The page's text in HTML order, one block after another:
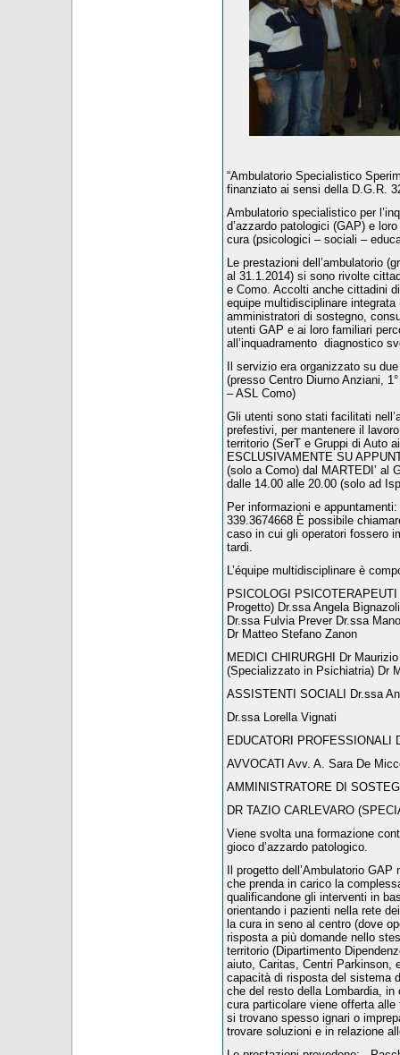
“Ambulatorio Specialistico
finanziato ai sensi della D.G.R.
Ambulatorio specialistico per
d’azzardo patologici (GAP) e
cura (psicologici – sociali –
Le prestazioni dell’ambulatorio
al 31.1.2014) si sono rivolte
e Como. Accolti anche cittadini
equipe multidisciplinare
amministratori di sostegno,
utenti GAP e ai loro familiari
all’inquadramento diagnostico
Il servizio era organizzato su
(presso Centro Diurno Anziani,
– ASL Como)
Gli utenti sono stati facilitati
prefestivi, per mantenere il
territorio (SerT e Gruppi di Auto
ESCLUSIVAMENTE SU
(solo a Como) dal MARTEDI’ al
dalle 14.00 alle 20.00 (solo ad
Per informazioni e
339.3674668 È possibile
caso in cui gli operatori fossero
tardi.
L’équipe multidisciplinare è
PSICOLOGI
Progetto) Dr.ssa Angela
Dr.ssa Fulvia Prever Dr.ssa
Dr Matteo Stefano Zanon
MEDICI CHIRURGHI Dr
(Specializzato in Psichiatria) Dr
ASSISTENTI SOCIALI Dr.ssa
Dr.ssa Lorella Vignati
EDUCATORI PROFESSIONALI
AVVOCATI Avv. A. Sara De
AMMINISTRATORE DI
DR TAZIO CARLEVARO
Viene svolta una formazione
gioco d’azzardo patologico.
Il progetto dell’Ambulatorio
che prenda in carico la
qualificandone gli interventi in
orientando i pazienti nella rete
la cura in seno al centro (dove
risposta a più domande nello
territorio (Dipartimento
aiuto, Caritas, Centri Parkinson,
capacità di risposta del sistema
che del resto della Lombardia,
cura particolare viene offerta
si trovano spesso ignari o
trovare soluzioni e in relazione